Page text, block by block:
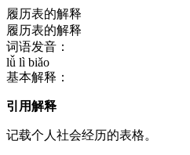
履历表的解释
履历表的解释
词语发音：
lǚ lì biǎo
基本解释：
引用解释
记载个人社会经历的表格。